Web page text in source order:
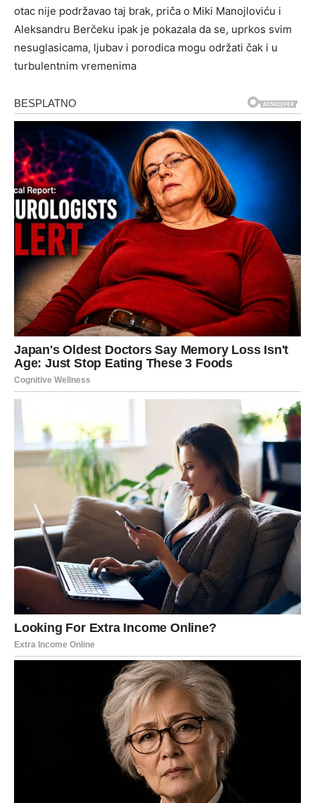
otac nije podržavao taj brak, priča o Miki Manojloviću i
Aleksandru Berčeku ipak je pokazala da se, uprkos svim
nesuglasicama, ljubav i porodica mogu održati čak i u
turbulentnim vremenima